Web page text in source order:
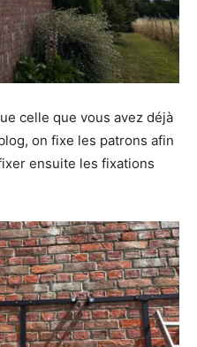
celle que vous avez déjà
on fixe les patrons afin
ensuite les fixations